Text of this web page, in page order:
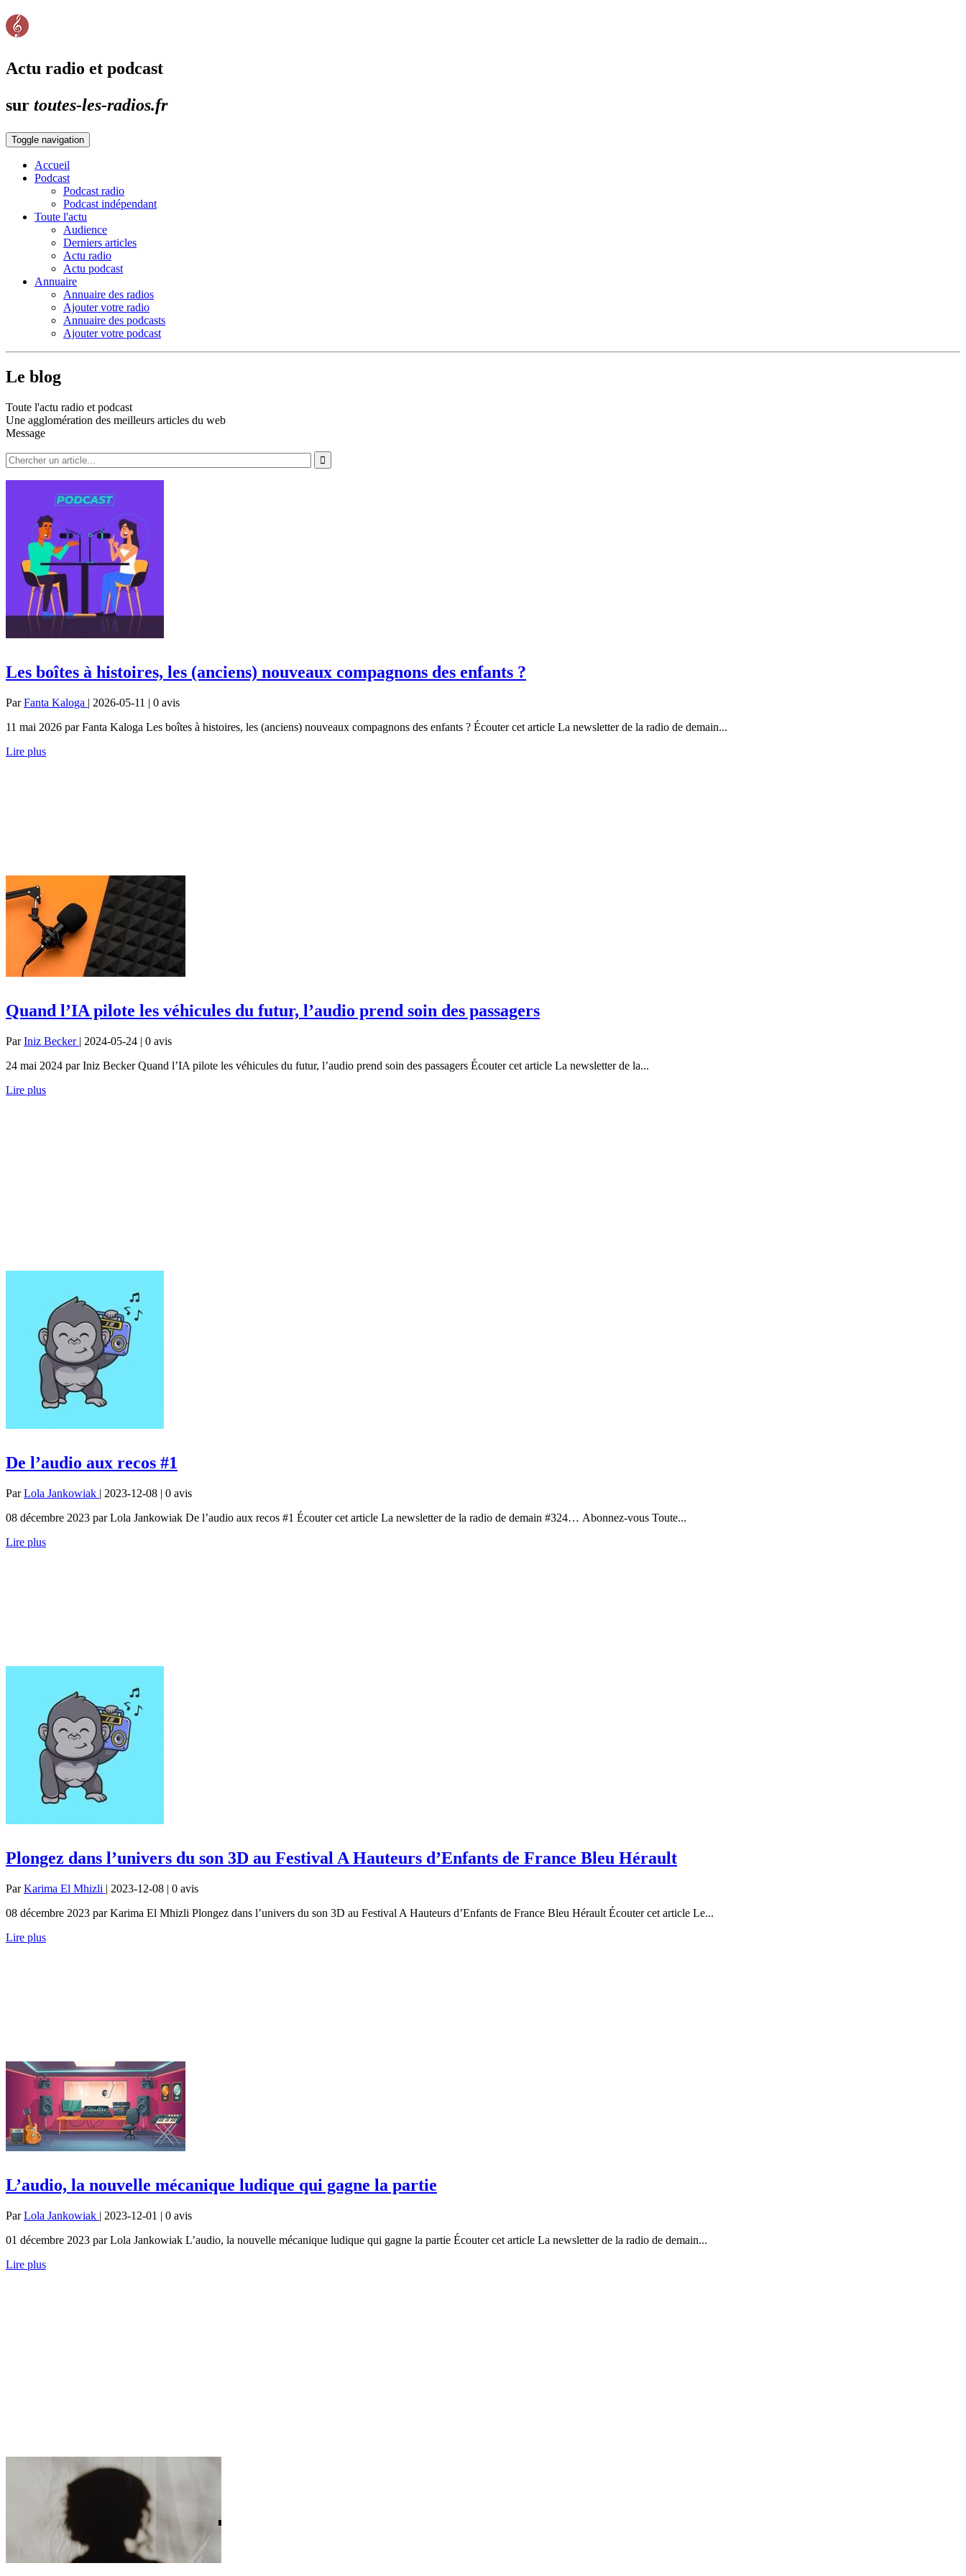
Actu radio et podcast
sur toutes-les-radios.fr
Toggle navigation
Accueil
Podcast
Podcast radio
Podcast indépendant
Toute l'actu
Audience
Derniers articles
Actu radio
Actu podcast
Annuaire
Annuaire des radios
Ajouter votre radio
Annuaire des podcasts
Ajouter votre podcast
Le blog
Toute l'actu radio et podcast
Une agglomération des meilleurs articles du web
Message
Les boîtes à histoires, les (anciens) nouveaux compagnons des enfants ?
ParFanta Kaloga | 2026-05-11 | 0 avis
11 mai 2026 par Fanta Kaloga Les boîtes à histoires, les (anciens) nouveaux compagnons des enfants ? Écouter cet article La newsletter de la radio de demain...
Lire plus
Quand l’IA pilote les véhicules du futur, l’audio prend soin des passagers
ParIniz Becker | 2024-05-24 | 0 avis
24 mai 2024 par Iniz Becker Quand l’IA pilote les véhicules du futur, l’audio prend soin des passagers Écouter cet article La newsletter de la...
Lire plus
De l’audio aux recos #1
ParLola Jankowiak | 2023-12-08 | 0 avis
08 décembre 2023 par Lola Jankowiak De l’audio aux recos #1 Écouter cet article La newsletter de la radio de demain #324… Abonnez-vous Toute...
Lire plus
Plongez dans l’univers du son 3D au Festival A Hauteurs d’Enfants de France Bleu Hérault
ParKarima El Mhizli | 2023-12-08 | 0 avis
08 décembre 2023 par Karima El Mhizli Plongez dans l’univers du son 3D au Festival A Hauteurs d’Enfants de France Bleu Hérault Écouter cet article Le...
Lire plus
L’audio, la nouvelle mécanique ludique qui gagne la partie
ParLola Jankowiak | 2023-12-01 | 0 avis
01 décembre 2023 par Lola Jankowiak L’audio, la nouvelle mécanique ludique qui gagne la partie Écouter cet article La newsletter de la radio de demain...
Lire plus